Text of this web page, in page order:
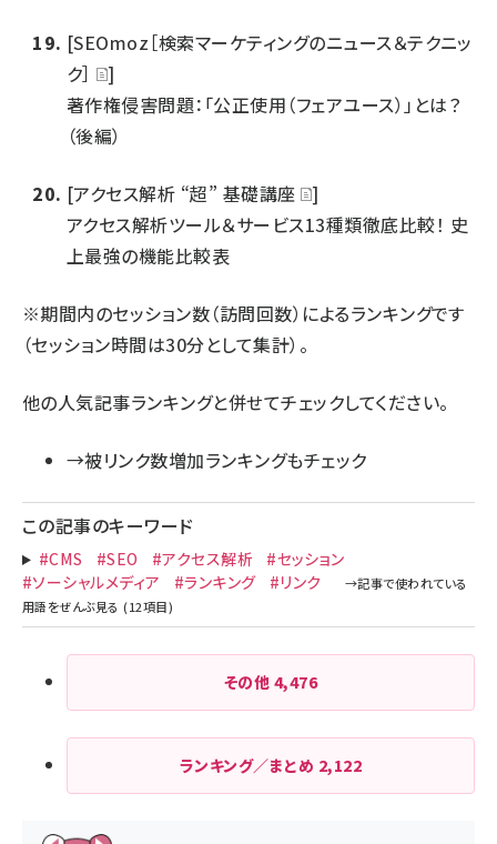
[SEOmoz［検索マーケティングのニュース＆テクニッ
ク］
]
著作権侵害問題：「公正使用（フェアユース）」とは？
（後編）
[アクセス解析 “超” 基礎講座
]
アクセス解析ツール＆サービス13種類徹底比較！ 史
上最強の機能比較表
※期間内のセッション数（訪問回数）によるランキングです
（セッション時間は30分として集計）。
他の人気記事ランキングと併せてチェックしてください。
→被リンク数増加ランキングもチェック
この記事のキーワード
#CMS #SEO #アクセス解析
#セッション
#ソーシャルメディア
#ランキング #リンク
その他 4,476
ランキング／まとめ 2,122